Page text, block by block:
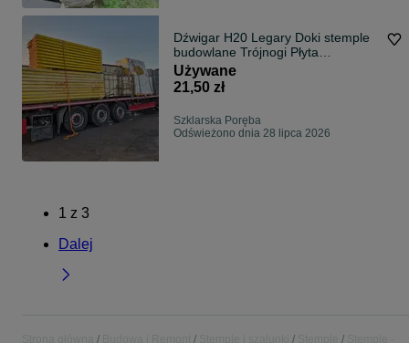
Dźwigar H20 Legary Doki stemple
budowlane Trójnogi Płyta
szalunkowa
Używane
21,50 zł
Szklarska Poręba
Odświeżono dnia 28 lipca 2026
1 z 3
Dalej